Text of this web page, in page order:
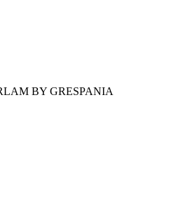
BY GRESPANIA